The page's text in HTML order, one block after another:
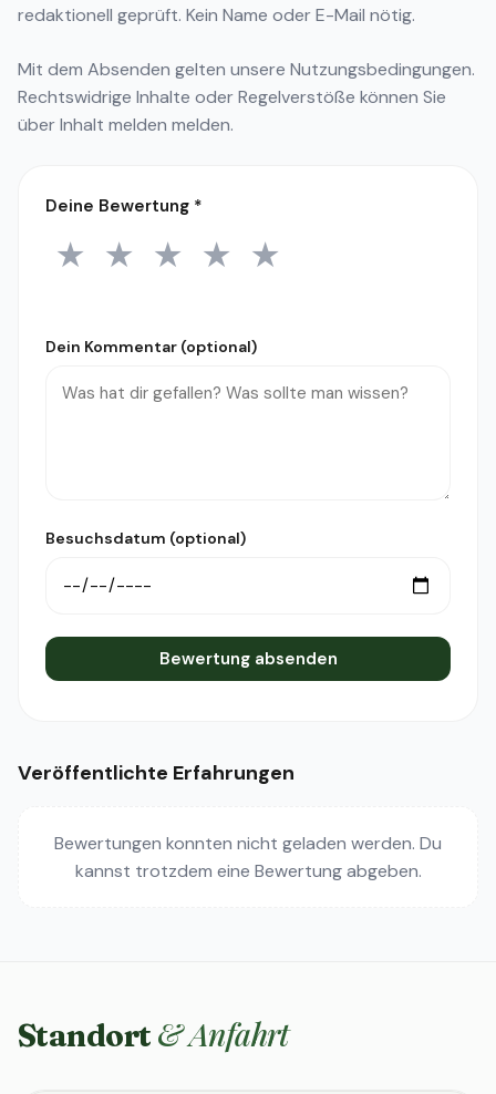
redaktionell geprüft. Kein Name oder E-Mail nötig.
Mit dem Absenden gelten unsere Nutzungsbedingungen.
Rechtswidrige Inhalte oder Regelverstöße können Sie
überInhalt melden melden.
Deine Bewertung *
1 Stern
★ 2 Sterne
★ 3 Sterne
★ 4 Sterne
★ 5 Sterne
★
Dein Kommentar (optional)
Besuchsdatum (optional)
Bewertung absenden
Veröffentlichte Erfahrungen
Bewertungen konnten nicht geladen werden. Du
kannst trotzdem eine Bewertung abgeben.
Standort & Anfahrt